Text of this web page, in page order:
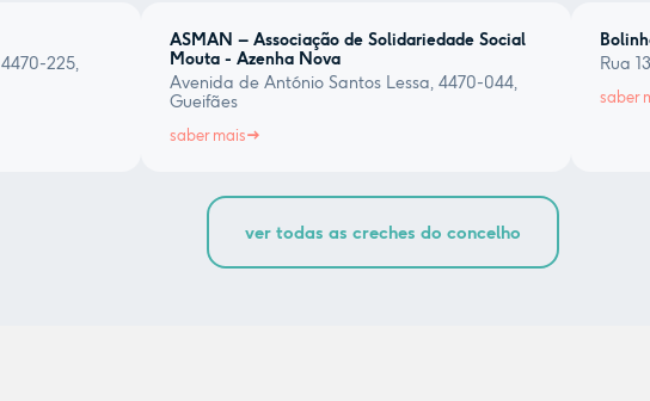
225,
ASMAN – Associação de Solidariedade Social
Mouta - Azenha Nova
Avenida de António Santos Lessa, 4470-044,
Gueifães
saber mais
Rua
saber
ver todas as creches do concelho